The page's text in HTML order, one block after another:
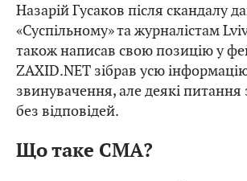
Назарій Гусаков після скандалу
«Суспільному» та журналістам
також написав свою позицію у
ZAXID.NET зібрав усю
звинувачення, але деякі
без відповідей.
Що таке СМА?